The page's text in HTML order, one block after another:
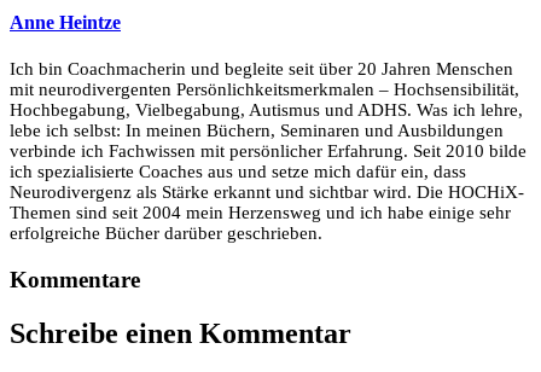
Anne Heintze
Ich bin Coachmacherin und begleite seit über 20 Jahren Menschen
mit neurodivergenten Persönlichkeitsmerkmalen – Hochsensibilität,
Hochbegabung, Vielbegabung, Autismus und ADHS. Was ich lehre,
lebe ich selbst: In meinen Büchern, Seminaren und Ausbildungen
verbinde ich Fachwissen mit persönlicher Erfahrung. Seit 2010 bilde
ich spezialisierte Coaches aus und setze mich dafür ein, dass
Neurodivergenz als Stärke erkannt und sichtbar wird. Die HOCHiX-
Themen sind seit 2004 mein Herzensweg und ich habe einige sehr
erfolgreiche Bücher darüber geschrieben.
Kommentare
Schreibe einen Kommentar